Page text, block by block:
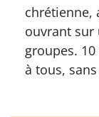
chrétienne,
ouvrant sur
groupes.
à tous,